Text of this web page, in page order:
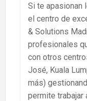
Si te apasionan
el centro de
& Solutions
profesionales
con otros
José, Kuala
más)
permite trabajar